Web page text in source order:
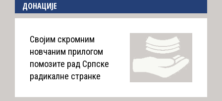
ДОНАЦИЈЕ
Својим скромним
новчаним прилогом
помозите рад Српске
радикалне странке